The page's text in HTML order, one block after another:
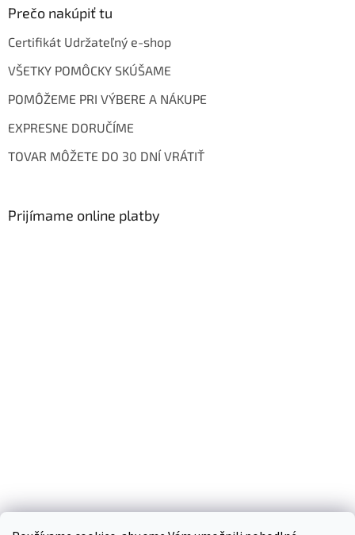
Prečo nakúpiť tu
Certifikát Udržateľný e-shop
VŠETKY POMÔCKY SKÚŠAME
POMÔŽEME PRI VÝBERE A NÁKUPE
EXPRESNE DORUČÍME
TOVAR MÔŽETE DO 30 DNÍ VRÁTIŤ
Prijímame online platby